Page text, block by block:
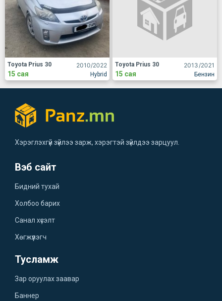
2010/2022
Hybrid
Toyota Prius 30
15 сая
2013/2021
Бензин
Toyota Prius 30
15 сая
Хэрэглэхгүй зүйлээ зарж, хэрэгтэй зүйлдээ зарцуул.
Вэб сайт
Бидний тухай
Холбоо барих
Санал хүсэлт
Хөгжүүлэгч
Тусламж
Зар оруулах заавар
Баннер